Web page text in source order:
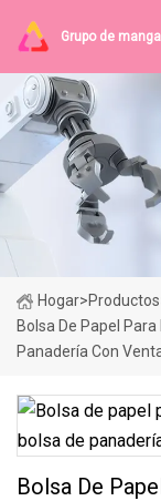
Grupo de
Hogar>Productos
Bolsa De Papel
Panadería Con
Bolsa De